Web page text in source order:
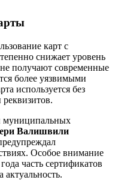
карт с
снижает уровень
получают современные
более уязвимыми
используется без
муниципальных
Валишвили
Особое внимание
часть сертификатов
актуальность.